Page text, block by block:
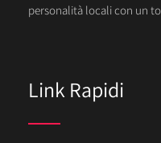
personalità locali con un
Link Rapidi